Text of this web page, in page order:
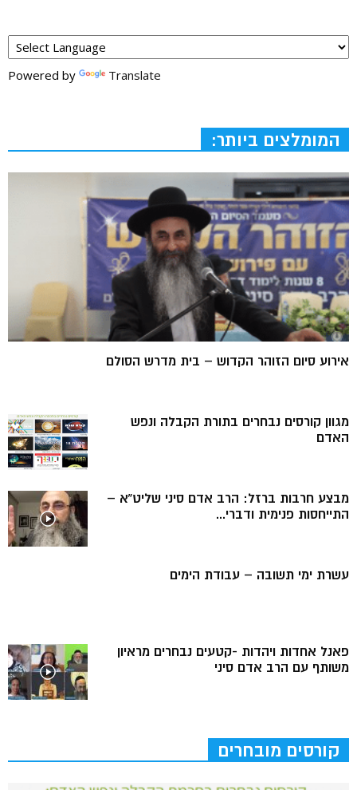
Powered by Translate
המומלצים ביותר:
אירוע סיום הזוהר הקדוש – בית מדרש הסולם
מגוון קורסים נבחרים בתורת הקבלה ונפש
האדם
מבצע חרבות ברזל: הרב אדם סיני שליט”א –
התייחסות פנימית ודברי...
עשרת ימי תשובה – עבודת הימים
פאנל אחדות ויהדות -קטעים נבחרים מראיון
משותף עם הרב אדם סיני
קורסים מובחרים